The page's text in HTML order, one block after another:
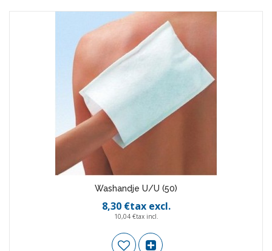
Washandje U/U (50)
8,30 €tax excl.
10,04 €tax incl.